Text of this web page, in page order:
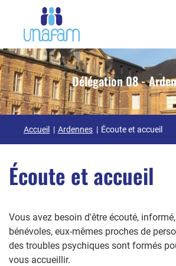
Délégation 08 -
Accueil Ardennes Écoute et accueil
Écoute et accueil
Vous avez besoin d'être écouté,
bénévoles, eux-mêmes proches de
des troubles psychiques sont formés
vous accueillir.